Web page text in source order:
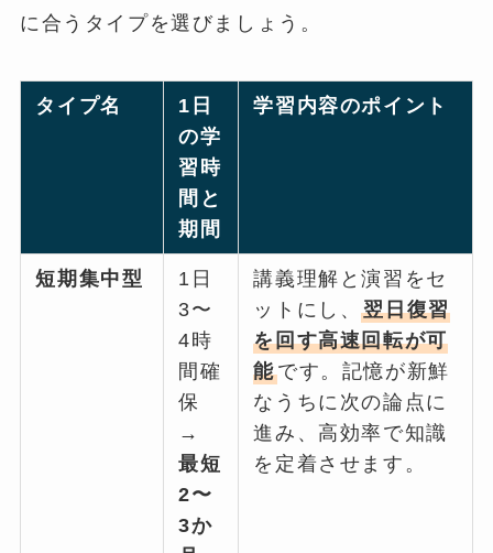
に合うタイプを選びましょう。
タイプ名
1日
の学
習時
間と
期間
学習内容のポイント
短期集中型
1日
3〜
4時
間確
保
→
最短
2〜
3か
講義理解と演習をセ
ットにし、翌日復習
を回す高速回転が可
能です。記憶が新鮮
なうちに次の論点に
進み、高効率で知識
を定着させます。